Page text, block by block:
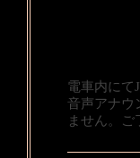
電車内にて
音声アナウ
ません。ご